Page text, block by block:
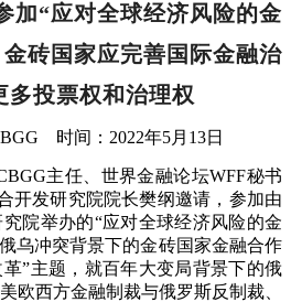
加“应对全球经济风险的金
金砖国家应完善国际金融治
多投票权和治理权
时间： 2022年5月 13日
主任、世界金融论坛WFF秘书
开发研究院院长樊纲邀请，参加由
院举办的“应对全球经济风险的金
乌冲突背景下的金砖国家金融合作
革”主题，就百年大变局背景下的俄
欧西方金融制裁与俄罗斯反制裁、